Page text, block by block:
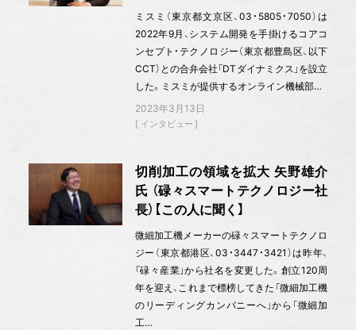
ミスミ（東京都文京区、03・5805・7050）は
2022年9月、システム開発を手掛けるコアコ
ンセプト・テクノロジー（東京都豊島区、以下
CCT）との合弁会社「DTダイナミクス」を設立
した。ミスミが提供するオンライン機械部…
2023年3月13日
インタビュー
切削加工の領域を拡大 矢野雄介
氏 （碌々スマートテクノロジー社
長）【この人に聞く】
微細加工機メーカーの碌々スマートテクノロ
ジー（東京都港区、03・3447・3421）は昨年、
「碌々産業」から社名を変更した。創立120周
年を迎え、これまで標榜してきた「微細加工機
のリーディングカンパニーへ」から「微細加
工…